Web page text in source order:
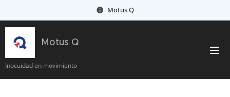
Motus Q
Motus Q
Inocuidad en movimiento